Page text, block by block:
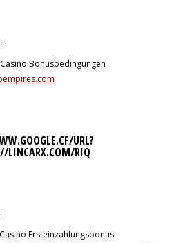
Bonusbedingungen
URL?
LINCARX.COM/RIQ
Ersteinzahlungsbonus